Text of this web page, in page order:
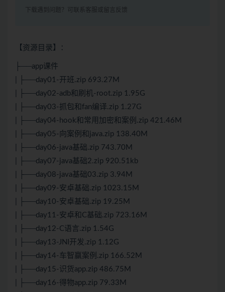
下载遇到问题？可联系客服或留言反馈
【资源目录】：
├──app课件
| ├──day01-开班.zip 693.27M
| ├──day02-adb和刷机-root.zip 1.95G
| ├──day03-抓包和fan编译.zip 1.27G
| ├──day04-hook和常用加密和案例.zip 421.46M
| ├──day05-向案例和java.zip 138.40M
| ├──day06-java基础.zip 743.70M
| ├──day07-java基础2.zip 920.51kb
| ├──day08-java基础03.zip 3.94M
| ├──day09-安卓基础.zip 1023.15M
| ├──day10-安卓基础.zip 19.25M
| ├──day11-安卓和C基础.zip 723.16M
| ├──day12-C语言.zip 1.54G
| ├──day13-JNI开发.zip 1.12G
| ├──day14-车智赢案例.zip 166.52M
| ├──day15-识货app.zip 486.75M
| ├──day16-得物app.zip 79.33M